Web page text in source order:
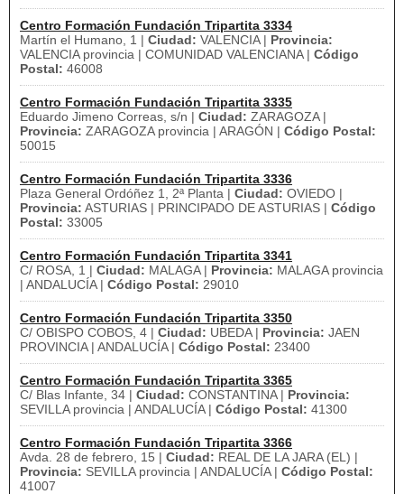
Centro Formación Fundación Tripartita 3334
Martín el Humano, 1 | Ciudad: VALENCIA | Provincia:
VALENCIA provincia | COMUNIDAD VALENCIANA | Código
Postal: 46008
Centro Formación Fundación Tripartita 3335
Eduardo Jimeno Correas, s/n | Ciudad: ZARAGOZA |
Provincia: ZARAGOZA provincia | ARAGÓN | Código Postal:
50015
Centro Formación Fundación Tripartita 3336
Plaza General Ordóñez 1, 2ª Planta | Ciudad: OVIEDO |
Provincia: ASTURIAS | PRINCIPADO DE ASTURIAS | Código
Postal: 33005
Centro Formación Fundación Tripartita 3341
C/ ROSA, 1 | Ciudad: MALAGA | Provincia: MALAGA provincia
| ANDALUCÍA | Código Postal: 29010
Centro Formación Fundación Tripartita 3350
C/ OBISPO COBOS, 4 | Ciudad: UBEDA | Provincia: JAEN
PROVINCIA | ANDALUCÍA | Código Postal: 23400
Centro Formación Fundación Tripartita 3365
C/ Blas Infante, 34 | Ciudad: CONSTANTINA | Provincia:
SEVILLA provincia | ANDALUCÍA | Código Postal: 41300
Centro Formación Fundación Tripartita 3366
Avda. 28 de febrero, 15 | Ciudad: REAL DE LA JARA (EL) |
Provincia: SEVILLA provincia | ANDALUCÍA | Código Postal:
41007